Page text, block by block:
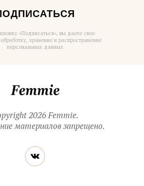
«Подписаться», вы даете свое
хранение и распространение
персональных данных
2026 Femmie.
материалов запрещено.
Читайте
нас
в социальных